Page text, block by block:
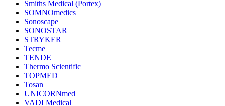
Smiths Medical (Portex)
SOMNOmedics
Sonoscape
SONOSTAR
STRYKER
Tecme
TENDE
Thermo Scientific
TOPMED
Tosan
UNICORNmed
VADI Medical